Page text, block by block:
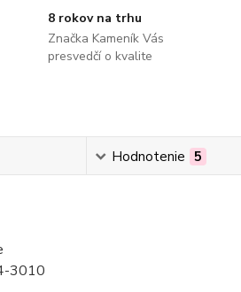
8 rokov na trhu
Značka Kameník Vás
presvedčí o kvalite
Hodnotenie 5
3010